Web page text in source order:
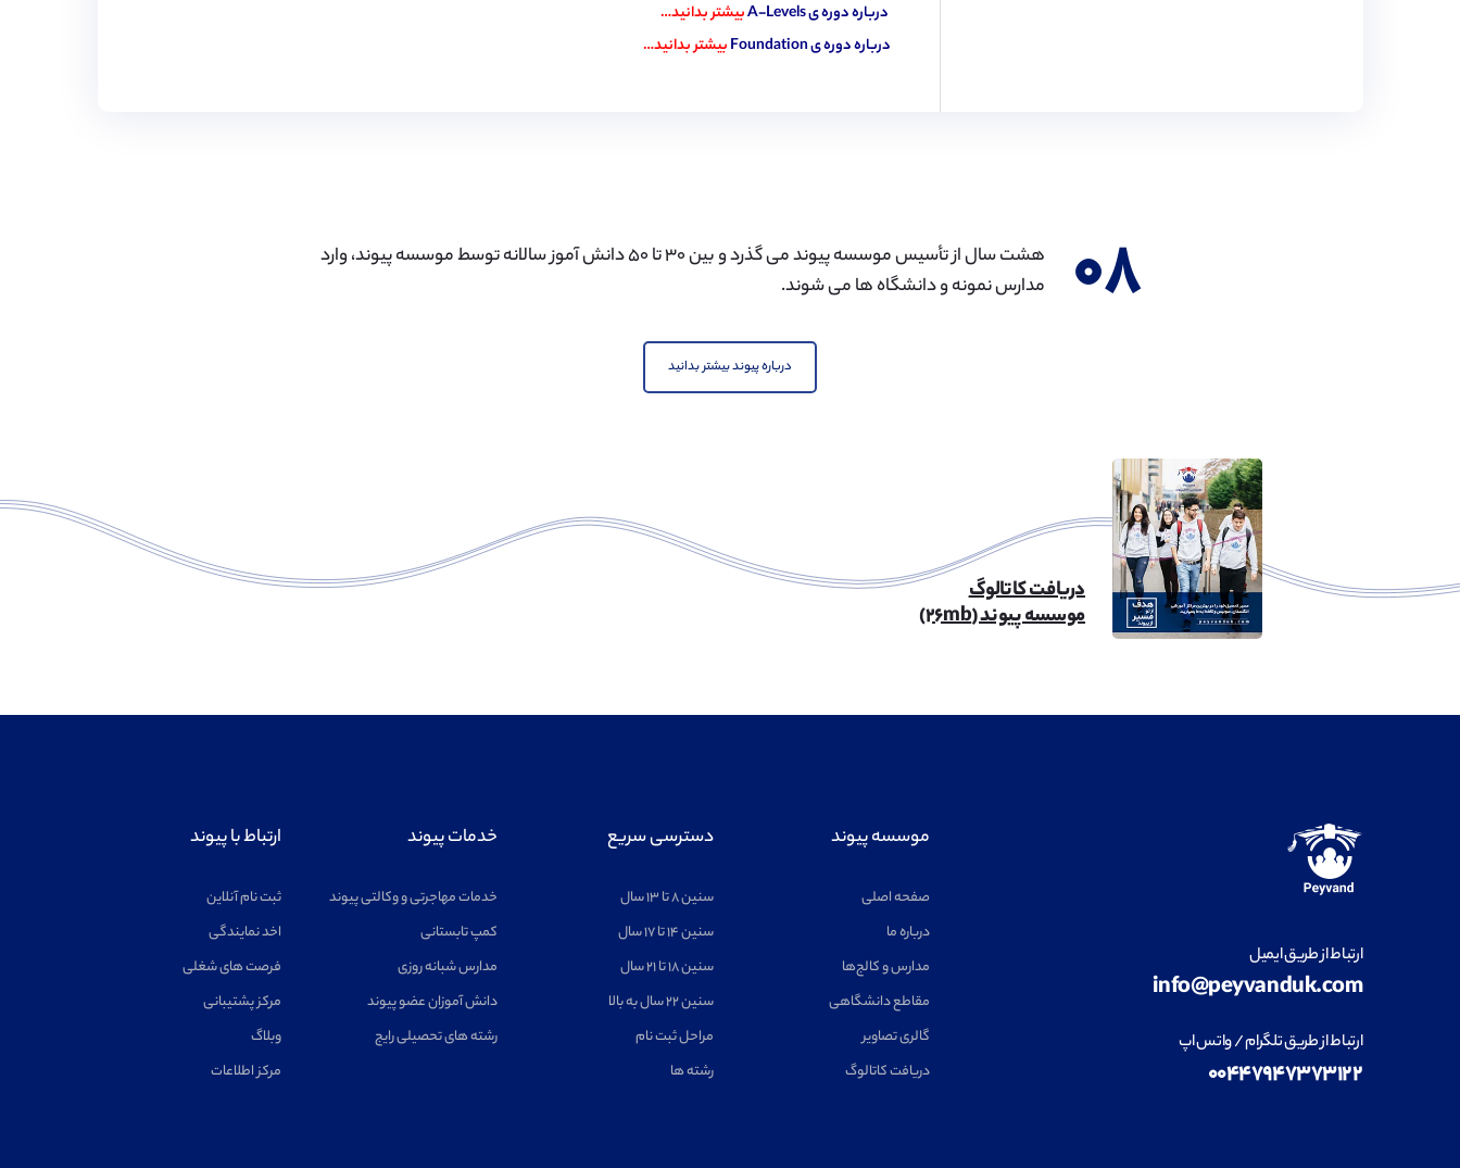
درباره دوره یA-Levelsبیشتر بدانید…
درباره دوره ی Foundation
بیشتر بدانید…
۰۸
هشت سال از تأسیس موسسه پیوند می گذرد و بین ۳۰ تا ۵۰ دانش آموز سالانه توسط موسسه پیوند، وارد
مدارس نمونه و دانشگاه ها می شوند.
درباره پیوند بیشتر بدانید
دریافت کاتالوگ
موسسه پیوند (۲۶mb)
ارتباط از طریق ایمیل
info@peyvanduk.com
ارتباط از طریق تلگرام / واتس اپ
۰۰۴۴۷۹۴۷۳۷۳۱۲۲
موسسه پیوند
صفحه اصلی
درباره ما
مدارس و کالج‌ها
مقاطع دانشگاهی
گالری تصاویر
دریافت کاتالوگ
دسترسی سریع
سنین ۸ تا ۱۳ سال
سنین ۱۴ تا ۱۷ سال
سنین ۱۸ تا ۲۱ سال
سنین ۲۲ سال به بالا
مراحل ثبت نام
رشته ها
خدمات پیوند
خدمات مهاجرتی و وکالتی پیوند
کمپ تابستانی
مدارس شبانه روزی
دانش آموزان عضو پیوند
رشته های تحصیلی رایج
ارتباط با پیوند
ثبت نام آنلاین
اخد نمایندگی
فرصت های شغلی
مرکز پشتیبانی
وبلاگ
مرکز اطلاعات